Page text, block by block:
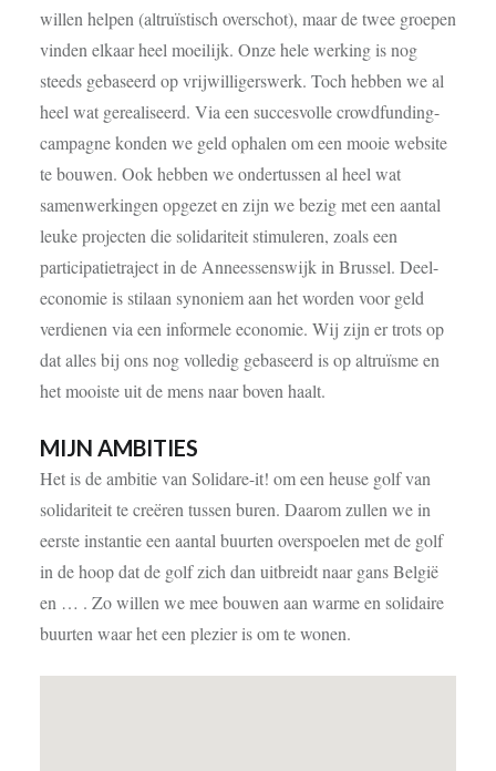
willen helpen (altruïstisch overschot), maar de twee groepen
vinden elkaar heel moeilijk. Onze hele werking is nog
steeds gebaseerd op vrijwilligerswerk. Toch hebben we al
heel wat gerealiseerd. Via een succesvolle crowdfunding-
campagne konden we geld ophalen om een mooie website
te bouwen. Ook hebben we ondertussen al heel wat
samenwerkingen opgezet en zijn we bezig met een aantal
leuke projecten die solidariteit stimuleren, zoals een
participatietraject in de Anneessenswijk in Brussel. Deel-
economie is stilaan synoniem aan het worden voor geld
verdienen via een informele economie. Wij zijn er trots op
dat alles bij ons nog volledig gebaseerd is op altruïsme en
het mooiste uit de mens naar boven haalt.
MIJN AMBITIES
Het is de ambitie van Solidare-it! om een heuse golf van
solidariteit te creëren tussen buren. Daarom zullen we in
eerste instantie een aantal buurten overspoelen met de golf
in de hoop dat de golf zich dan uitbreidt naar gans België
en … . Zo willen we mee bouwen aan warme en solidaire
buurten waar het een plezier is om te wonen.